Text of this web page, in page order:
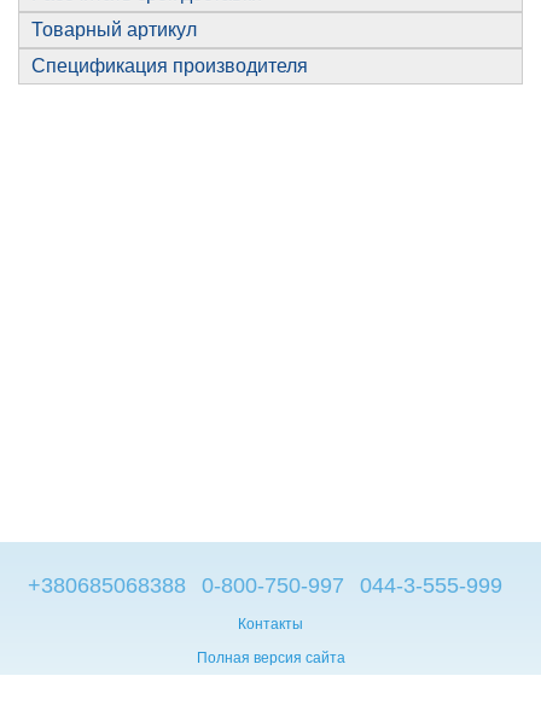
Товарный артикул
Спецификация производителя
+380685068388 0-800-750-997 044-3-555-999
Контакты
Полная версия сайта